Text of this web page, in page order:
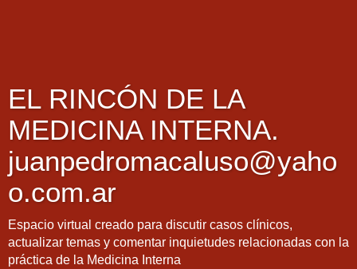
EL RINCÓN DE LA
MEDICINA INTERNA.
juanpedromacaluso@yaho
o.com.ar
Espacio virtual creado para discutir casos clínicos,
actualizar temas y comentar inquietudes relacionadas con la
práctica de la Medicina Interna